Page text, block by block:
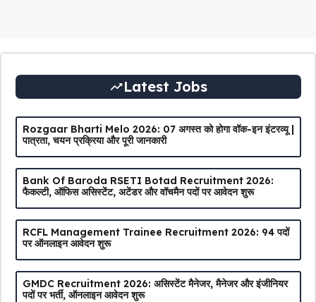
Latest Jobs
Rozgaar Bharti Melo 2026: 07 अगस्त को होगा वॉक-इन इंटरव्यू |
पात्रता, चयन प्रक्रिया और पूरी जानकारी
Bank Of Baroda RSETI Botad Recruitment 2026:
फैकल्टी, ऑफिस असिस्टेंट, अटेंडर और वॉचमैन पदों पर आवेदन शुरू
RCFL Management Trainee Recruitment 2026: 94 पदों
पर ऑनलाइन आवेदन शुरू
GMDC Recruitment 2026: असिस्टेंट मैनेजर, मैनेजर और इंजीनियर
पदों पर भर्ती, ऑनलाइन आवेदन शुरू